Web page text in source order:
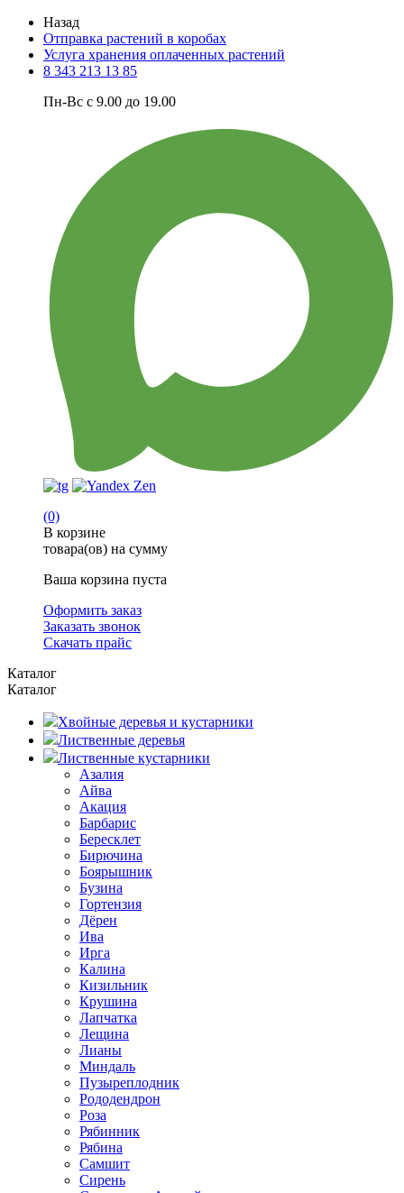
Назад
Отправка растений в коробах
Услуга хранения оплаченных растений
8 343 213 13 85
Пн-Вс с 9.00 до 19.00
(0)
В корзине
товара(ов) на сумму
Ваша корзина пуста
Оформить заказ
Заказать звонок
Скачать прайс
Каталог
Каталог
Хвойные деревья и кустарники
Лиственные деревья
Лиственные кустарники
Азалия
Айва
Акация
Барбарис
Бересклет
Бирючина
Боярышник
Бузина
Гортензия
Дёрен
Ива
Ирга
Калина
Кизильник
Крушина
Лапчатка
Лещина
Лианы
Миндаль
Пузыреплодник
Рододендрон
Роза
Рябинник
Рябина
Самшит
Сирень